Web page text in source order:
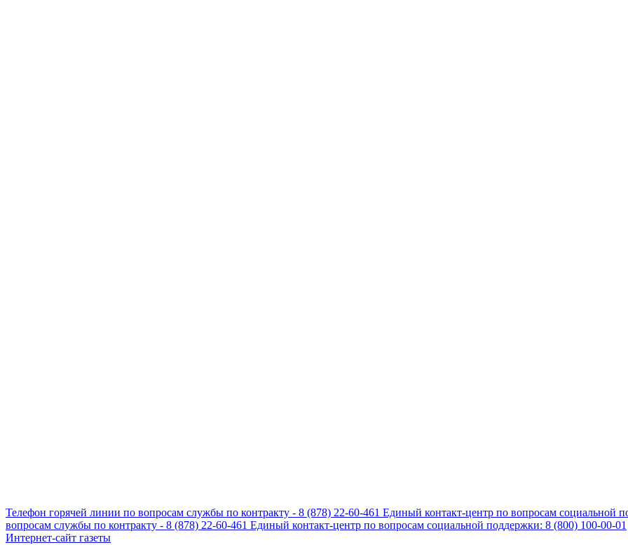
Телефон горячей линии по вопросам службы по контракту - 8 (878) 22-60-461 Единый контакт-центр по вопросам социальной
вопросам службы по контракту - 8 (878) 22-60-461 Единый контакт-центр по вопросам социальной поддержки: 8 (800) 100-00-01
Интернет-сайт газеты